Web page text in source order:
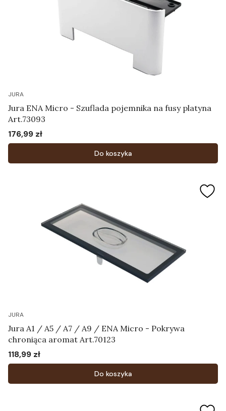
JURA
Jura ENA Micro - Szuflada pojemnika na fusy platyna
Art.73093
Cena
176,99 zł
Do koszyka
JURA
Jura A1 / A5 / A7 / A9 / ENA Micro - Pokrywa
chroniąca aromat Art.70123
Cena
118,99 zł
Do koszyka